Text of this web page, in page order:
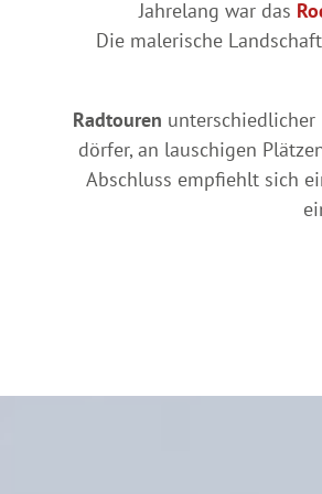
Jahrelang war das
Die malerische
Radtouren
dörfer, an lauschigen
Abschluss empfiehlt sich